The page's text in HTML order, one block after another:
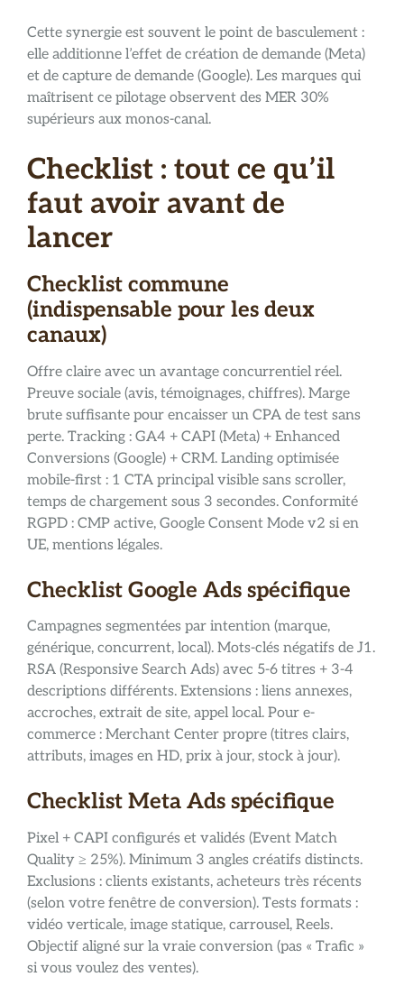
Cette synergie est souvent le point de basculement :
elle additionne l’effet de création de demande (Meta)
et de capture de demande (Google). Les marques qui
maîtrisent ce pilotage observent des MER 30%
supérieurs aux monos-canal.
Checklist : tout ce qu’il
faut avoir avant de
lancer
Checklist commune
(indispensable pour les deux
canaux)
Offre claire avec un avantage concurrentiel réel.
Preuve sociale (avis, témoignages, chiffres). Marge
brute suffisante pour encaisser un CPA de test sans
perte. Tracking : GA4 + CAPI (Meta) + Enhanced
Conversions (Google) + CRM. Landing optimisée
mobile-first : 1 CTA principal visible sans scroller,
temps de chargement sous 3 secondes. Conformité
RGPD : CMP active, Google Consent Mode v2 si en
UE, mentions légales.
Checklist Google Ads spécifique
Campagnes segmentées par intention (marque,
générique, concurrent, local). Mots-clés négatifs de J1.
RSA (Responsive Search Ads) avec 5-6 titres + 3-4
descriptions différents. Extensions : liens annexes,
accroches, extrait de site, appel local. Pour e-
commerce : Merchant Center propre (titres clairs,
attributs, images en HD, prix à jour, stock à jour).
Checklist Meta Ads spécifique
Pixel + CAPI configurés et validés (Event Match
Quality ≥ 25%). Minimum 3 angles créatifs distincts.
Exclusions : clients existants, acheteurs très récents
(selon votre fenêtre de conversion). Tests formats :
vidéo verticale, image statique, carrousel, Reels.
Objectif aligné sur la vraie conversion (pas « Trafic »
si vous voulez des ventes).